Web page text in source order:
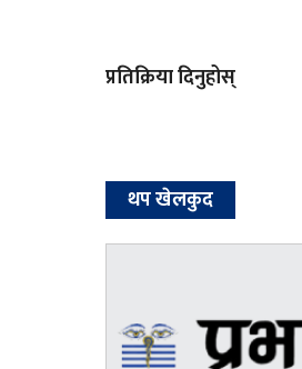
प्रतिक्रिया दिनुहोस्
थप खेलकुद